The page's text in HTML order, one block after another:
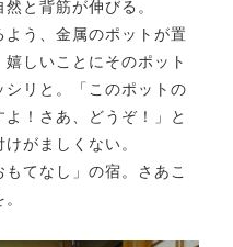
と背筋が伸びる。
う、金属のポットが置
しいことにそのポット
リと。「このポットの
！さあ、どうぞ！」と
がましくない。
てなし」の宿。さあこ